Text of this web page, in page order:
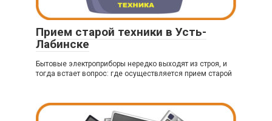
Прием старой техники в Усть-
Лабинске
Бытовые электроприборы нередко выходят из строя, и
тогда встает вопрос: где осуществляется прием старой